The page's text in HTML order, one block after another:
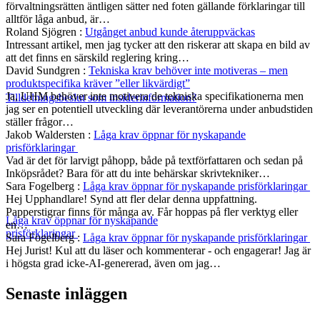
Tilldelningsbeslut som insiderinformation?
Låga krav öppnar för nyskapande
prisförklaringar
förvaltningsrätten äntligen sätter ned foten gällande förklaringar till
alltför låga anbud, är…
Roland Sjögren : Utgånget anbud kunde återuppväckas
Intressant artikel, men jag tycker att den riskerar att skapa en bild av
att det finns en särskild reglering kring…
David Sundgren : Tekniska krav behöver inte motiveras – men
produktspecifika kräver ”eller likvärdigt”
Ja, UHM behöver inte motivera de tekniska specifikationerna men
jag ser en potentiell utveckling där leverantörerna under anbudstiden
ställer frågor…
Jakob Waldersten : Låga krav öppnar för nyskapande
prisförklaringar
Vad är det för larvigt påhopp, både på textförfattaren och sedan på
Inköpsrådet? Bara för att du inte behärskar skrivtekniker…
Sara Fogelberg : Låga krav öppnar för nyskapande prisförklaringar
Hej Upphandlare! Synd att fler delar denna uppfattning.
Papperstigrar finns för många av. Får hoppas på fler verktyg eller
en…
Sara Fogelberg: Låga krav öppnar för nyskapande prisförklaringar
Hej Jurist! Kul att du läser och kommenterar - och engagerar! Jag är
i högsta grad icke-AI-genererad, även om jag…
Senaste inläggen